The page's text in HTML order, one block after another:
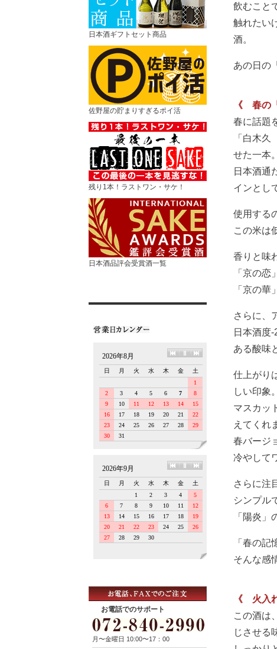
日本酒ギフトセット商品
佐野屋の貯まりすぎるポイ活
残り1本！ラストワン・サケ！
日本酒品評会受賞酒一覧
お電話でのサポート
月〜金曜日 10:00〜17：00
飲むこと
触れたい
酒。
あの日の
《 春の
春に話題
「白木
せた一本。
日本酒通
インとし
使用する
この米は
香りと味
「京の恋
「京の
さらに、
日本酒度
ある酸味
仕上がり
しい印象。
マスカッ
えてくれ
春バージ
冷やして
さらに注
シンプル
「陽炎
「春の記
そんな感
《 火入
この酒は
じさせる